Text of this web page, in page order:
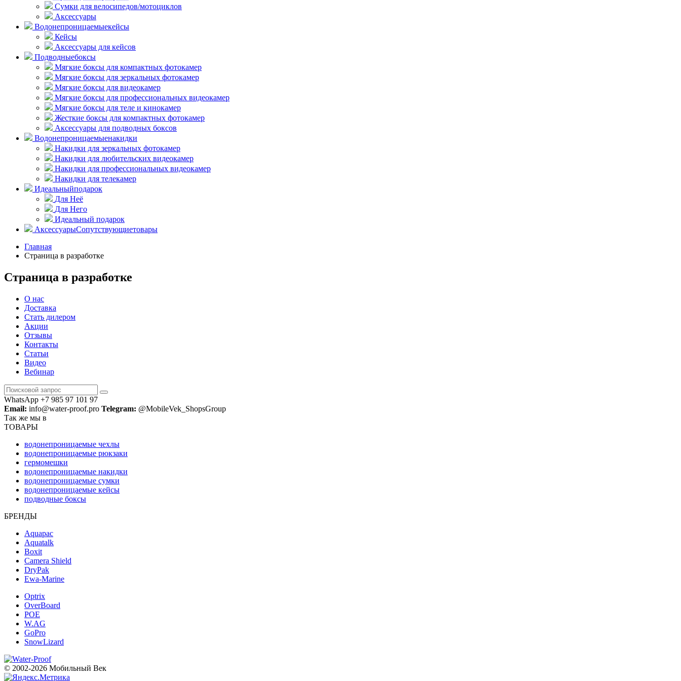
Сумки для велосипедов/мотоциклов
Аксессуары
Водонепроницаемыекейсы
Кейсы
Аксессуары для кейсов
Подводныебоксы
Мягкие боксы для компактных фотокамер
Мягкие боксы для зеркальных фотокамер
Мягкие боксы для видеокамер
Мягкие боксы для профессиональных видеокамер
Мягкие боксы для теле и кинокамер
Жесткие боксы для компактных фотокамер
Аксессуары для подводных боксов
Водонепроницаемыенакидки
Накидки для зеркальных фотокамер
Накидки для любительских видеокамер
Накидки для профессиональных видеокамер
Накидки для телекамер
Идеальныйподарок
Для Неё
Для Него
Идеальный подарок
АксессуарыСопутствующиетовары
Главная
Страница в разработке
Страница в разработке
О нас
Доставка
Стать дилером
Акции
Отзывы
Контакты
Статьи
Видео
Вебинар
WhatsApp +7 985 97 101 97
Email: info@water-proof.pro Telegram: @MobileVek_ShopsGroup
Так же мы в
ТОВАРЫ
водонепроницаемые чехлы
водонепроницаемые рюкзаки
гермомешки
водонепроницаемые накидки
водонепроницаемые сумки
водонепроницаемые кейсы
подводные боксы
БРЕНДЫ
Aquapac
Aquatalk
Boxit
Camera Shield
DryPak
Ewa-Marine
Optrix
OverBoard
POE
W.AG
GoPro
SnowLizard
© 2002-2026 Мобильный Век